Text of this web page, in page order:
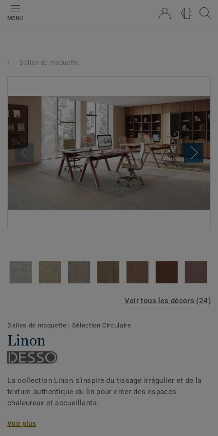
MENU
0
Dalles de moquette
Voir tous les décors (24)
Dalles de moquette | Sélection Circulaire
Linon
La collection Linon s’inspire du tissage irrégulier et de la
texture authentique du lin pour créer des espaces
chaleureux et accueillants.
La palette de 24 coloris offre un éventail allant des bruns
Voir plus